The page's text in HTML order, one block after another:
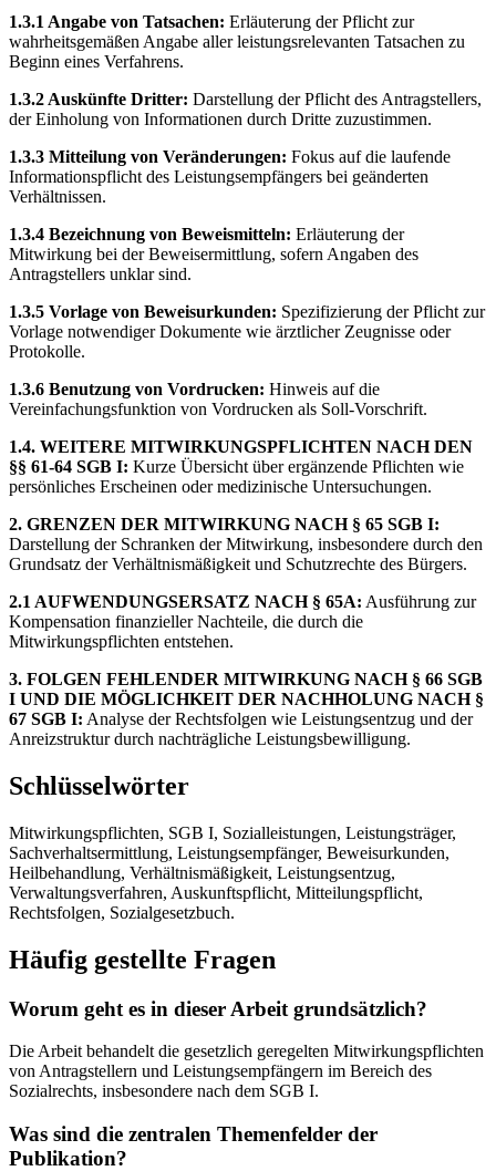
1.3.1 Angabe von Tatsachen: Erläuterung der Pflicht zur
wahrheitsgemäßen Angabe aller leistungsrelevanten Tatsachen zu
Beginn eines Verfahrens.
1.3.2 Auskünfte Dritter: Darstellung der Pflicht des Antragstellers,
der Einholung von Informationen durch Dritte zuzustimmen.
1.3.3 Mitteilung von Veränderungen: Fokus auf die laufende
Informationspflicht des Leistungsempfängers bei geänderten
Verhältnissen.
1.3.4 Bezeichnung von Beweismitteln: Erläuterung der
Mitwirkung bei der Beweisermittlung, sofern Angaben des
Antragstellers unklar sind.
1.3.5 Vorlage von Beweisurkunden: Spezifizierung der Pflicht zur
Vorlage notwendiger Dokumente wie ärztlicher Zeugnisse oder
Protokolle.
1.3.6 Benutzung von Vordrucken: Hinweis auf die
Vereinfachungsfunktion von Vordrucken als Soll-Vorschrift.
1.4. WEITERE MITWIRKUNGSPFLICHTEN NACH DEN
§§ 61-64 SGB I: Kurze Übersicht über ergänzende Pflichten wie
persönliches Erscheinen oder medizinische Untersuchungen.
2. GRENZEN DER MITWIRKUNG NACH § 65 SGB I:
Darstellung der Schranken der Mitwirkung, insbesondere durch den
Grundsatz der Verhältnismäßigkeit und Schutzrechte des Bürgers.
2.1 AUFWENDUNGSERSATZ NACH § 65A: Ausführung zur
Kompensation finanzieller Nachteile, die durch die
Mitwirkungspflichten entstehen.
3. FOLGEN FEHLENDER MITWIRKUNG NACH § 66 SGB
I UND DIE MÖGLICHKEIT DER NACHHOLUNG NACH §
67 SGB I: Analyse der Rechtsfolgen wie Leistungsentzug und der
Anreizstruktur durch nachträgliche Leistungsbewilligung.
Schlüsselwörter
Mitwirkungspflichten, SGB I, Sozialleistungen, Leistungsträger,
Sachverhaltsermittlung, Leistungsempfänger, Beweisurkunden,
Heilbehandlung, Verhältnismäßigkeit, Leistungsentzug,
Verwaltungsverfahren, Auskunftspflicht, Mitteilungspflicht,
Rechtsfolgen, Sozialgesetzbuch.
Häufig gestellte Fragen
Worum geht es in dieser Arbeit grundsätzlich?
Die Arbeit behandelt die gesetzlich geregelten Mitwirkungspflichten
von Antragstellern und Leistungsempfängern im Bereich des
Sozialrechts, insbesondere nach dem SGB I.
Was sind die zentralen Themenfelder der
Publikation?